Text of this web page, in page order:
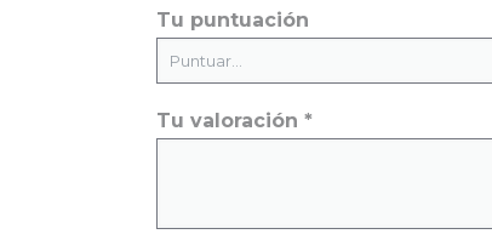
Tu puntuación
Tu valoración*